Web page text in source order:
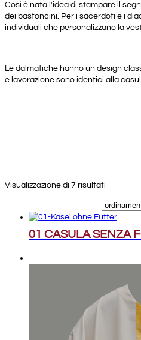
Così è nata l'idea di stampare il
dei bastoncini. Per i sacerdoti e i
individuali che personalizzano la
Le dalmatiche hanno un design
e lavorazione sono identici alla
Visualizzazione di 7 risultati
01 CASULA SENZA